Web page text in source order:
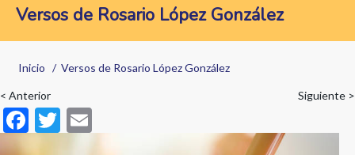
Versos de Rosario López González
Sobrescribir
enlaces
de
ayuda
Inicio Versos de Rosario López González
< Anterior Siguiente >
F
ac
T
w m